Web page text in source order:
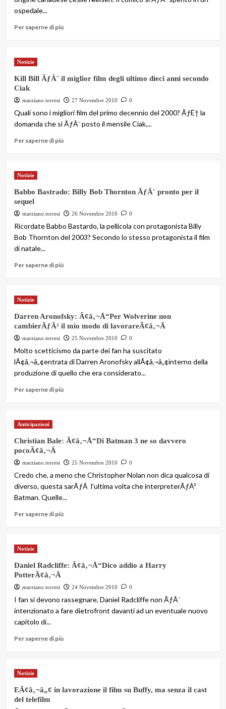
ospedale...
Per saperne di più
Notizie
Kill Bill ÃƒÂ¨ il miglior film degli ultimo dieci anni secondo
Ciak
marziano.torresi 27 Novembre 2010 0
Quali sono i migliori film del primo decennio del 2000? ÃƒË† la
domanda che si ÃƒÂ¨ posto il mensile Ciak,...
Per saperne di più
Notizie
Babbo Bastrado: Billy Bob Thornton ÃƒÂ¨ pronto per il
sequel
marziano.torresi 26 Novembre 2010 0
Ricordate Babbo Bastardo, la pellicola con protagonista Billy
Bob Thornton del 2003? Secondo lo stesso protagonista il film
di natale...
Per saperne di più
Notizie
Darren Aronofsky: Ã¢â‚¬Å“Per Wolverine non
cambierÃƒÂ² il mio modo di lavorareÃ¢â‚¬Â
marziano.torresi 25 Novembre 2010 0
Molto scetticismo da parte dei fan ha suscitato
lÃ¢â‚¬â„¢entrata di Darren Aronofsky allÃ¢â‚¬â„¢interno della
produzione di quello che era considerato...
Per saperne di più
Anticipazioni
Christian Bale: Ã¢â‚¬Å“Di Batman 3 ne so davvero
pocoÃ¢â‚¬Â
marziano.torresi 25 Novembre 2010 0
Credo che, a meno che Christopher Nolan non dica qualcosa di
diverso, questa sarÃƒÂ l'ultima volta che interpreterÃƒÂ²
Batman. Quelle...
Per saperne di più
Notizie
Daniel Radcliffe: Ã¢â‚¬Å“Dico addio a Harry
PotterÃ¢â‚¬Â
marziano.torresi 24 Novembre 2010 0
I fan si devono rassegnare, Daniel Radcliffe non ÃƒÂ¨
intenzionato a fare dietrofront davanti ad un eventuale nuovo
capitolo di...
Per saperne di più
Notizie
EÃ¢â‚¬â„¢ in lavorazione il film su Buffy, ma senza il cast
del telefilm